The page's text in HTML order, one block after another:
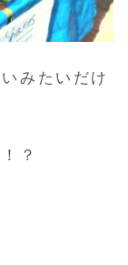
みたいだけ
？